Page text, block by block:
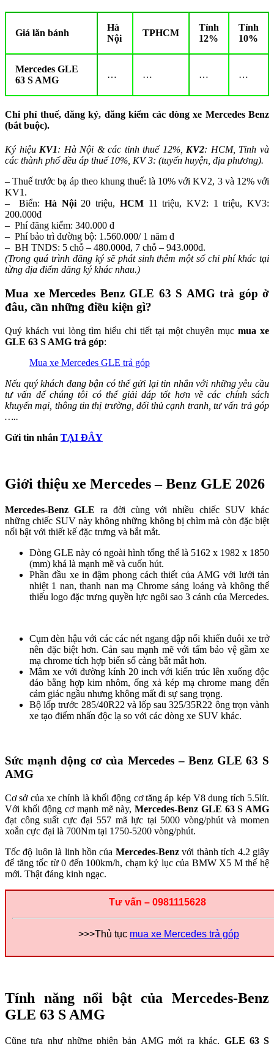
Giá lăn bánh
Hà
Nội
TPHCM
Tỉnh
12%
Tỉnh
10%
Mercedes GLE
63 S AMG
… … … …
Chi phí thuế, đăng ký, đăng kiểm các dòng xe Mercedes Benz
(bắt buộc).
Ký hiệu KV1: Hà Nội & các tỉnh thuế 12%, KV2: HCM, Tỉnh và
các thành phố đều áp thuế 10%, KV 3: (tuyến huyện, địa phương).
– Thuế trước bạ áp theo khung thuế: là 10% với KV2, 3 và 12% với
KV1.
– Biển:Hà Nội20 triệu, HCM11 triệu, KV2: 1 triệu, KV3:
200.000đ
– Phí đăng kiểm: 340.000 đ
– Phí bảo trì đường bộ: 1.560.000/ 1 năm đ
– BH TNDS: 5 chỗ – 480.000đ, 7 chỗ – 943.000đ.
(Trong quá trình đăng ký sẽ phát sinh thêm một số chi phí khác tại
từng địa điểm đăng ký khác nhau.)
Mua xe Mercedes Benz GLE 63 S AMG trả góp ở
đâu, cần những điều kiện gì?
Quý khách vui lòng tìm hiểu chi tiết tại một chuyên mụcmua xe
GLE 63 S AMG trả góp:
Mua xe Mercedes GLE trả góp
Nếu quý khách đang bận có thể gửi lại tin nhắn với những yêu cầu
tư vấn để chúng tôi có thể giải đáp tốt hơn về các chính sách
khuyến mại, thông tin thị trường, đối thủ cạnh tranh, tư vấn trả góp
…..
Gửi tin nhắn TẠI ĐÂY
Giới thiệu xe Mercedes – Benz GLE 2026
Mercedes-Benz GLE ra đời cùng với nhiều chiếc SUV khác
những chiếc SUV này không những không bị chìm mà còn đặc biệt
nổi bật với thiết kế đặc trưng và bắt mắt.
Dòng GLE này có ngoài hình tổng thể là 5162 x 1982 x 1850
(mm) khá là mạnh mẽ và cuốn hút.
Phần đầu xe in đậm phong cách thiết của AMG với lưới tản
nhiệt 1 nan, thanh nan mạ Chrome sáng loáng và không thể
thiếu logo đặc trưng quyền lực ngôi sao 3 cánh của Mercedes.
Cụm đèn hậu với các các nét ngang dập nổi khiến đuôi xe trở
nên đặc biệt hơn. Cản sau mạnh mẽ với tấm bảo vệ gầm xe
mạ chrome tích hợp biển số càng bắt mắt hơn.
Mâm xe với đường kính 20 inch với kiến trúc lên xuống độc
đáo bằng hợp kim nhôm, ống xả kép mạ chrome mang đến
cảm giác ngầu nhưng không mất đi sự sang trọng.
Bộ lốp trước 285/40R22 và lốp sau 325/35R22 ông trọn vành
xe tạo điểm nhấn độc lạ so với các dòng xe SUV khác.
Sức mạnh động cơ của Mercedes – Benz GLE 63 S
AMG
Cơ sở của xe chính là khối động cơ tăng áp kép V8 dung tích 5.5lít.
Với khối động cơ mạnh mẽ này,Mercedes-Benz GLE 63 S AMG
đạt công suất cực đại 557 mã lực tại 5000 vòng/phút và momen
xoắn cực đại là 700Nm tại 1750-5200 vòng/phút.
Tốc độ luôn là linh hồn của Mercedes-Benzvới thành tích 4.2 giây
để tăng tốc từ 0 đến 100km/h, chạm kỷ lục của BMW X5 M thế hệ
mới. Thật đáng kinh ngạc.
Tư vấn – 0981115628
>>>Thủ tục mua xe Mercedes trả góp
Tính năng nổi bật của Mercedes-Benz
GLE 63 S AMG
Cũng tựa như những phiên bản AMG mới ra khác, GLE 63 S